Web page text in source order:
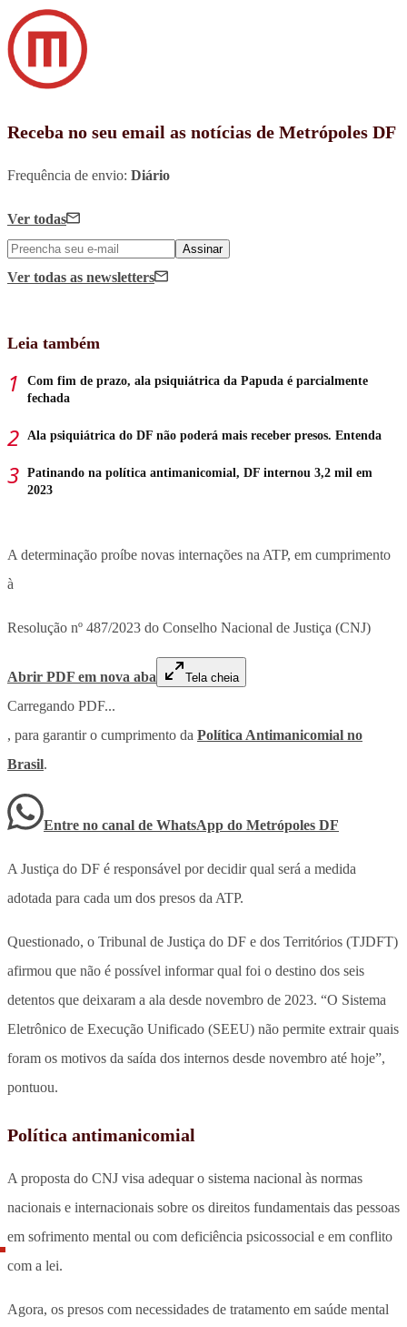
Receba no seu email as notícias de Metrópoles DF
Frequência de envio: Diário
Ver todas
Assinar
Ver todas as newsletters
Leia também
Com fim de prazo, ala psiquiátrica da Papuda é parcialmente
fechada
Ala psiquiátrica do DF não poderá mais receber presos. Entenda
Patinando na política antimanicomial, DF internou 3,2 mil em
2023
A determinação proíbe novas internações na ATP, em cumprimento
à
Resolução nº 487/2023 do Conselho Nacional de Justiça (CNJ)
Abrir PDF em nova aba Tela cheia
Carregando PDF...
, para garantir o cumprimento da Política Antimanicomial no
Brasil.
Entre no canal de WhatsApp do Metrópoles DF
A Justiça do DF é responsável por decidir qual será a medida
adotada para cada um dos presos da ATP.
Questionado, o Tribunal de Justiça do DF e dos Territórios (TJDFT)
afirmou que não é possível informar qual foi o destino dos seis
detentos que deixaram a ala desde novembro de 2023. “O Sistema
Eletrônico de Execução Unificado (SEEU) não permite extrair quais
foram os motivos da saída dos internos desde novembro até hoje”,
pontuou.
Política antimanicomial
A proposta do CNJ visa adequar o sistema nacional às normas
nacionais e internacionais sobre os direitos fundamentais das pessoas
em sofrimento mental ou com deficiência psicossocial e em conflito
com a lei.
Agora, os presos com necessidades de tratamento em saúde mental